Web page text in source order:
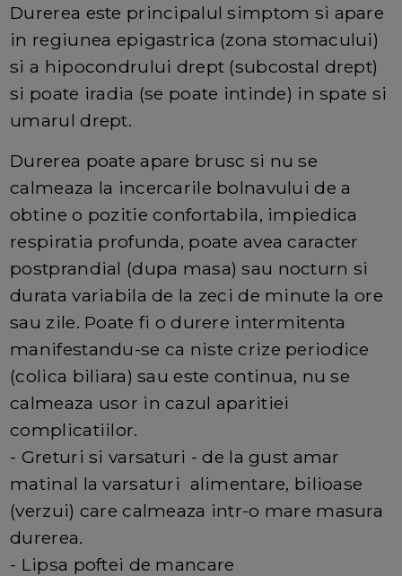
Durerea este principalul simptom si apare
in regiunea epigastrica (zona stomacului)
si a hipocondrului drept (subcostal drept)
si poate iradia (se poate intinde) in spate si
umarul drept.
Durerea poate apare brusc si nu se
calmeaza la incercarile bolnavului de a
obtine o pozitie confortabila, impiedica
respiratia profunda, poate avea caracter
postprandial (dupa masa) sau nocturn si
durata variabila de la zeci de minute la ore
sau zile. Poate fi o durere intermitenta
manifestandu-se ca niste crize periodice
(colica biliara) sau este continua, nu se
calmeaza usor in cazul aparitiei
complicatiilor.
- Greturi si varsaturi - de la gust amar
matinal la varsaturi alimentare, bilioase
(verzui) care calmeaza intr-o mare masura
durerea.
- Lipsa poftei de mancare